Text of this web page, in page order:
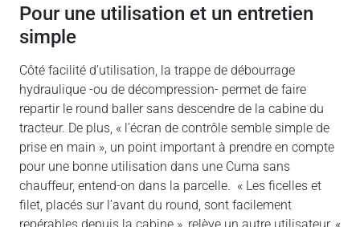
Pour une utilisation et un entretien
simple
Côté facilité d’utilisation, la trappe de débourrage
hydraulique -ou de décompression- permet de faire
repartir le round baller sans descendre de la cabine du
tracteur. De plus, « l’écran de contrôle semble simple de
prise en main », un point important à prendre en compte
pour une bonne utilisation dans une Cuma sans
chauffeur, entend-on dans la parcelle. « Les ficelles et
filet, placés sur l’avant du round, sont facilement
repérables depuis la cabine », relève un autre utilisateur, «